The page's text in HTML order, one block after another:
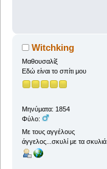
Witchking
Μαθουσαλίξ
Εδώ είναι το σπίτι μου
Μηνύματα: 1854
Φύλο:
Με τους αγγέλους
άγγελος...σκυλί με τα σκυλιά